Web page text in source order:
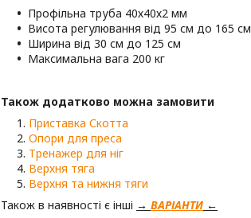
Профільна труба 40х40х2 мм
Висота регулювання від 95 см до 165 см
Ширина від 30 см до 125 см
Максимальна вага 200 кг
Також додатково можна замовити
Приставка Скотта
Опори для преса
Тренажер для ніг
Верхня тяга
Верхня та нижня тяги
Також в наявності є інші → ВАРІАНТИ ←